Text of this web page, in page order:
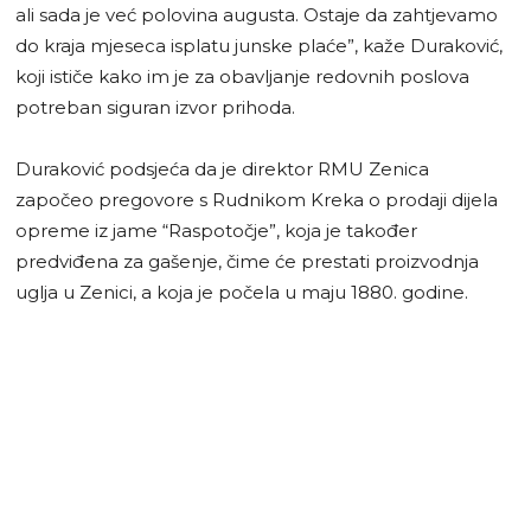
ali sada je već polovina augusta. Ostaje da zahtjevamo
do kraja mjeseca isplatu junske plaće”, kaže Duraković,
koji ističe kako im je za obavljanje redovnih poslova
potreban siguran izvor prihoda.
Duraković podsjeća da je direktor RMU Zenica
započeo pregovore s Rudnikom Kreka o prodaji dijela
opreme iz jame “Raspotočje”, koja je također
predviđena za gašenje, čime će prestati proizvodnja
uglja u Zenici, a koja je počela u maju 1880. godine.